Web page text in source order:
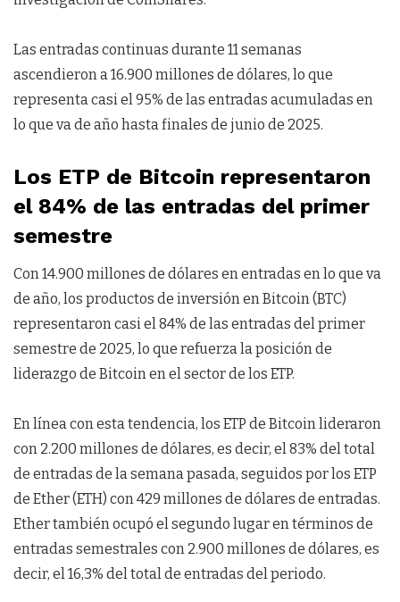
Las entradas continuas durante 11 semanas
ascendieron a 16.900 millones de dólares, lo que
representa casi el 95% de las entradas acumuladas en
lo que va de año hasta finales de junio de 2025.
Los ETP de Bitcoin representaron
el 84% de las entradas del primer
semestre
Con 14.900 millones de dólares en entradas en lo que va
de año, los productos de inversión en Bitcoin (BTC)
representaron casi el 84% de las entradas del primer
semestre de 2025, lo que refuerza la posición de
liderazgo de Bitcoin en el sector de los ETP.
En línea con esta tendencia, los ETP de Bitcoin lideraron
con 2.200 millones de dólares, es decir, el 83% del total
de entradas de la semana pasada, seguidos por los ETP
de Ether (ETH) con 429 millones de dólares de entradas.
Ether también ocupó el segundo lugar en términos de
entradas semestrales con 2.900 millones de dólares, es
decir, el 16,3% del total de entradas del periodo.